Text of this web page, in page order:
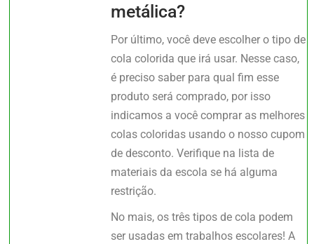
metálica?
Por último, você deve escolher o tipo de
cola colorida que irá usar. Nesse caso,
é preciso saber para qual fim esse
produto será comprado, por isso
indicamos a você comprar as melhores
colas coloridas usando o nosso cupom
de desconto. Verifique na lista de
materiais da escola se há alguma
restrição.
No mais, os três tipos de cola podem
ser usadas em trabalhos escolares! A